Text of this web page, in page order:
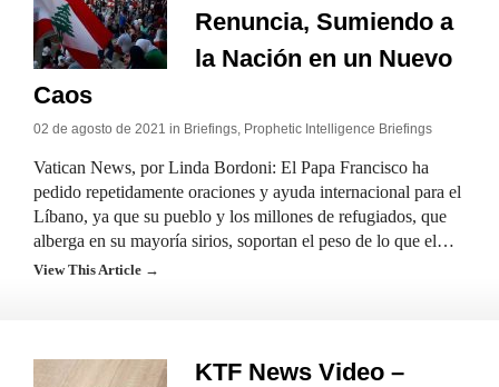
Renuncia, Sumiendo a
la Nación en un Nuevo
Caos
02 de agosto de 2021 in Briefings, Prophetic Intelligence Briefings
Vatican News, por Linda Bordoni: El Papa Francisco ha
pedido repetidamente oraciones y ayuda internacional para el
Líbano, ya que su pueblo y los millones de refugiados, que
alberga en su mayoría sirios, soportan el peso de lo que el…
View This Article →
KTF News Video –